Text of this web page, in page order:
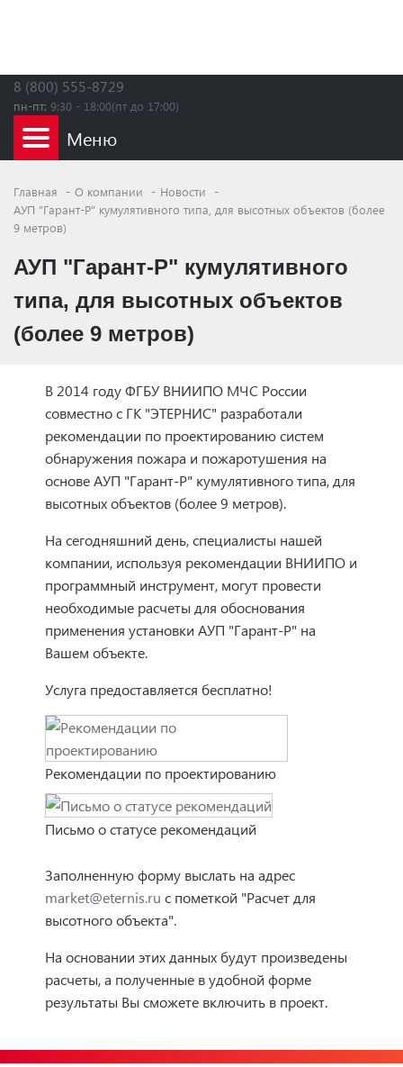
8 (800) 555-8729
пн-пт: 9:30 - 18:00(пт до 17:00)
Главная О компании
Новости
АУП "Гарант-Р" кумулятивного типа, для высотных объектов (более
9 метров)
АУП "Гарант-Р" кумулятивного
типа, для высотных объектов
(более 9 метров)
В 2014 году ФГБУ ВНИИПО МЧС России
совместно с ГК "ЭТЕРНИС" разработали
рекомендации по проектированию систем
обнаружения пожара и пожаротушения на
основе АУП "Гарант-Р" кумулятивного типа, для
высотных объектов (более 9 метров).
На сегодняшний день, специалисты нашей
компании, используя рекомендации ВНИИПО и
программный инструмент, могут провести
необходимые расчеты для обоснования
применения установки АУП "Гарант-Р" на
Вашем объекте.
Услуга предоставляется бесплатно!
Рекомендации по проектированию
Письмо о статусе рекомендаций
Заполненную форму выслать на адрес
market@eternis.ru с пометкой "Расчет для
высотного объекта".
На основании этих данных будут произведены
расчеты, а полученные в удобной форме
результаты Вы сможете включить в проект.